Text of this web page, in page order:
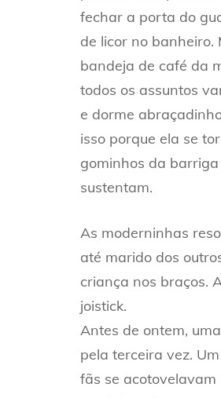
fechar a porta do
de licor no
bandeja de café da
todos os assuntos
e dorme
isso porque ela se
gominhos da
sustentam.
As moderninhas
até marido dos
criança nos braços.
joistick.
Antes de ontem,
pela terceira vez.
fãs se acotovelavam